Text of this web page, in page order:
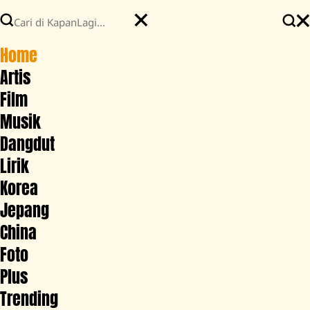
Home
Artis
Film
Musik
Dangdut
Lirik
Korea
Jepang
China
Foto
Plus
Trending